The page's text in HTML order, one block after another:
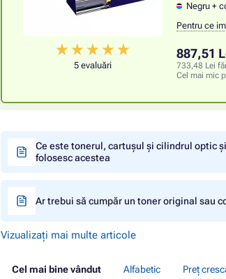
5 evaluări
Negru +
Pentru ce
887,51
733,48 Lei
Cel mai mic
Ce este tonerul, cartușul și cilindrul optic
folosesc acestea
Ar trebui să cumpăr un toner original sau
Vizualizați mai multe articole
Cel mai bine vândut Alfabetic Preț